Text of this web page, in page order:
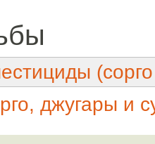
джугары и